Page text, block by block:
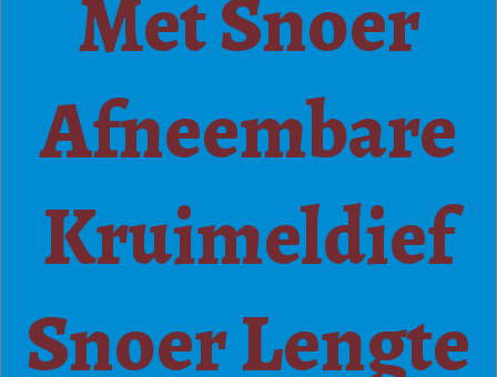
Met Snoer
Afneembare
Kruimeldief
Snoer Lengte